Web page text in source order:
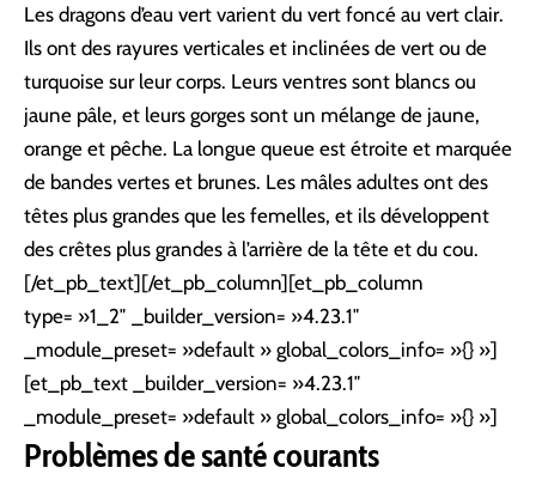
Les dragons d’eau vert varient du vert foncé au vert clair.
Ils ont des rayures verticales et inclinées de vert ou de
turquoise sur leur corps. Leurs ventres sont blancs ou
jaune pâle, et leurs gorges sont un mélange de jaune,
orange et pêche. La longue queue est étroite et marquée
de bandes vertes et brunes. Les mâles adultes ont des
têtes plus grandes que les femelles, et ils développent
des crêtes plus grandes à l’arrière de la tête et du cou.
[/et_pb_text][/et_pb_column][et_pb_column
type= »1_2″ _builder_version= »4.23.1″
_module_preset= »default » global_colors_info= »{} »]
[et_pb_text _builder_version= »4.23.1″
_module_preset= »default » global_colors_info= »{} »]
Problèmes de santé courants